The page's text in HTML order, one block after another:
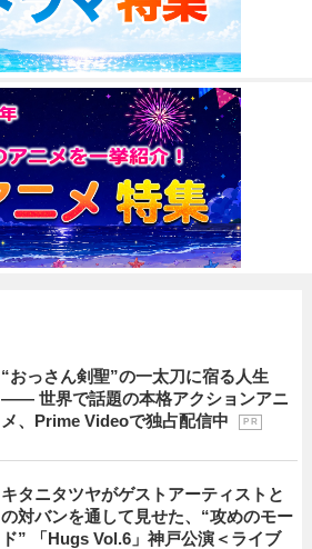
“おっさん剣聖”の一太刀に宿る人生
―― 世界で話題の本格アクションアニ
メ、Prime Videoで独占配信中
P R
キタニタツヤがゲストアーティストと
の対バンを通して見せた、“攻めのモー
ド” 「Hugs Vol.6」神戸公演＜ライブ